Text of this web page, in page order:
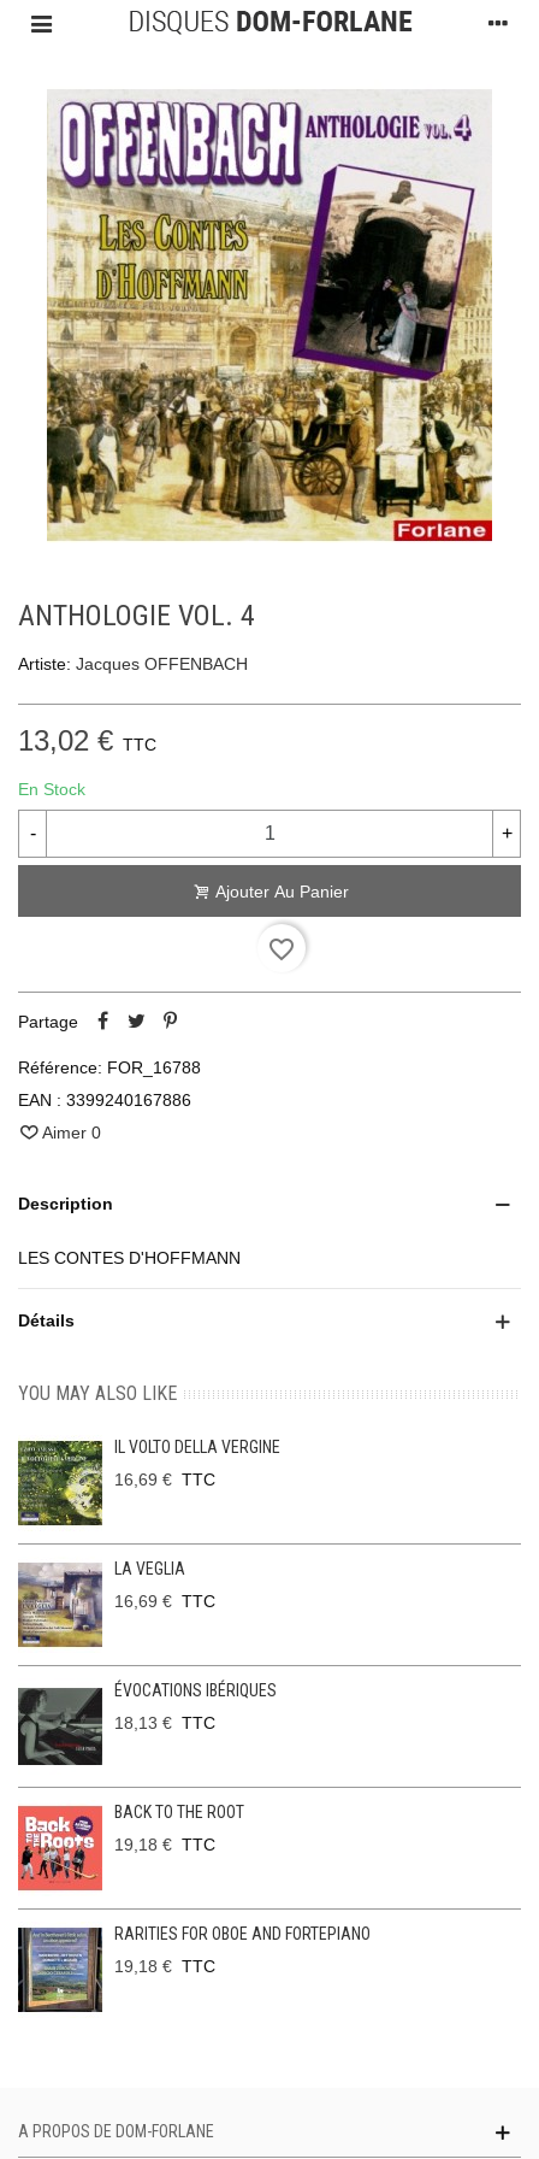
ANTHOLOGIE VOL. 4
Artiste: Jacques OFFENBACH
13,02 € TTC
En Stock
- +
Ajouter Au Panier
favorite_border
Partage
Référence: FOR_16788
EAN : 3399240167886
Aimer 0
Description
LES CONTES D'HOFFMANN
Détails
YOU MAY ALSO LIKE
IL VOLTO DELLA VERGINE
16,69 € TTC
LA VEGLIA
16,69 € TTC
ÉVOCATIONS IBÉRIQUES
18,13 € TTC
BACK TO THE ROOT
19,18 € TTC
RARITIES FOR OBOE AND FORTEPIANO
19,18 € TTC
A PROPOS DE DOM-FORLANE